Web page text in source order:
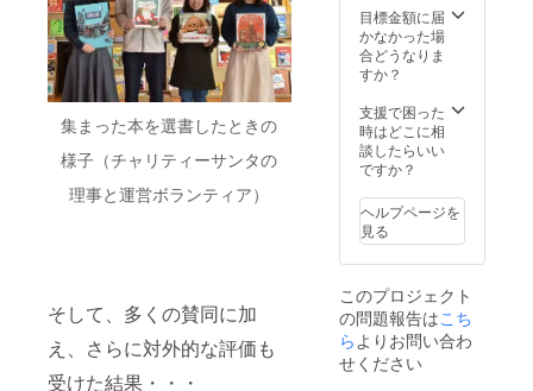
集まった本を選書したときの
様子（チャリティーサンタの
理事と運営ボランティア）
そして、多くの賛同に加
え、さらに対外的な評価も
受けた結果・・・
のでご
注意下
さい。
※希望す
ある場
合の
み、備
考欄に
てくだ
さい。
閉じる
目標金額に届
かなかった場
合どうなりま
すか？
支援で困った
時はどこに相
談したらいい
ですか？
ヘルプページを
見る
このプロジェクト
の問題報告はこち
らよりお問い合わ
せください